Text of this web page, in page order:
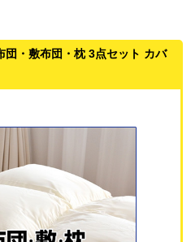
団・敷布団・枕 3点セット カバ